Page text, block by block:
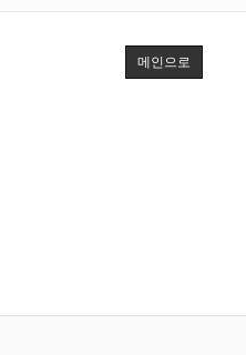
메인으로